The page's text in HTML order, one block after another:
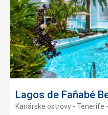
Lagos de Fañabé
Kanárske ostrovy - Tenerife